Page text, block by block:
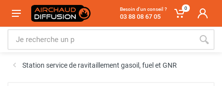
Besoin d'un conseil ?
03 88 08 67 05
0
Station service de ravitaillement gasoil, fuel et GNR